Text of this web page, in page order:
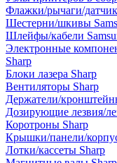
Флажки/рычаги/
Шестерни/шкивы
Шлейфы/кабели
Электронные
Sharp
Блоки лазера Sharp
Вентиляторы Sharp
Держатели/
Дозирующие лезвия/
Коротроны Sharp
Крышки/панели/
Лотки/кассеты Sharp